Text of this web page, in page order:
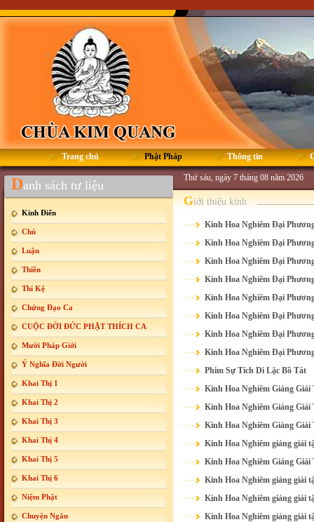
Trang chủ Phật Pháp Thông tin
Danh sách tư liệu
Kinh Điển
Chú
Luận
Thiền
Thi Kệ
Chứng Đạo Ca
CUỘC ĐỜI ĐỨC PHẬT THÍCH CA
Mười Pháp Giới
Ý Nghĩa Đời Người
Khai Thị 1
Khai Thị 2
Khai Thị 3
Khai Thị 4
Khai Thị 5
Khai Thị 6
Niệm Phật
Chuyện Ngắn
Thứ sáu, ngày 7 tháng 08 năm 2026
Giới thiệu kinh
Kinh Hoa Nghiêm Đại
Kinh Hoa Nghiêm Đại
Kinh Hoa Nghiêm Đại
Kinh Hoa Nghiêm Đại
Kinh Hoa Nghiêm Đại
Kinh Hoa Nghiêm Đại
Kinh Hoa Nghiêm Đại
Kinh Hoa Nghiêm Đại
Phim Sự Tích Di Lặc Bồ Tát
Kinh Hoa Nghiêm Giảng Giải
Kinh Hoa Nghiêm Giảng Giải
Kinh Hoa Nghiêm Giảng Giải
Kinh Hoa Nghiêm giảng giải
Kinh Hoa Nghiêm Giảng Giải
Kinh Hoa Nghiêm giảng giải
Kinh Hoa Nghiêm giảng giải
Kinh Hoa Nghiêm giảng giải